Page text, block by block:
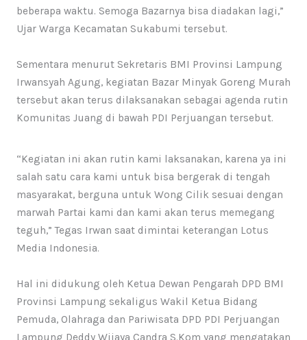
beberapa waktu. Semoga Bazarnya bisa diadakan lagi,”
Ujar Warga Kecamatan Sukabumi tersebut.
Sementara menurut Sekretaris BMI Provinsi Lampung
Irwansyah Agung, kegiatan Bazar Minyak Goreng Murah
tersebut akan terus dilaksanakan sebagai agenda rutin
Komunitas Juang di bawah PDI Perjuangan tersebut.
“Kegiatan ini akan rutin kami laksanakan, karena ya ini
salah satu cara kami untuk bisa bergerak di tengah
masyarakat, berguna untuk Wong Cilik sesuai dengan
marwah Partai kami dan kami akan terus memegang
teguh,” Tegas Irwan saat dimintai keterangan Lotus
Media Indonesia.
Hal ini didukung oleh Ketua Dewan Pengarah DPD BMI
Provinsi Lampung sekaligus Wakil Ketua Bidang
Pemuda, Olahraga dan Pariwisata DPD PDI Perjuangan
Lampung Deddy Wijaya Candra S.Kom yang mengatakan